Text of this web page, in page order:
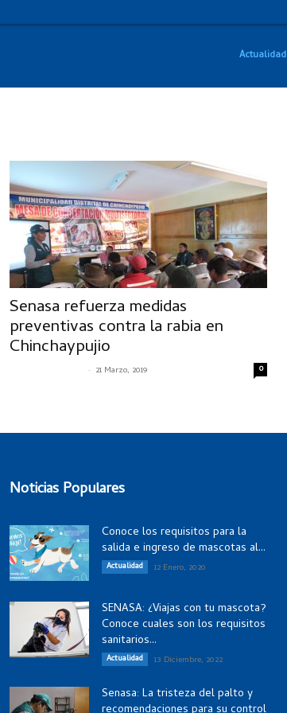
Actualidad
Senasa refuerza medidas
preventivas contra la rabia en
Chinchaypujio
- 21 Marzo, 2019 0
Noticias Populares
Conoce los requisitos para la
salida e ingreso de mascotas al...
Actualidad 12 Enero, 2020
SENASA: ¿Viajas con tu mascota?
Conoce cuales son los requisitos
sanitarios...
Actualidad 13 Diciembre, 2022
Senasa: La tristeza del palto y